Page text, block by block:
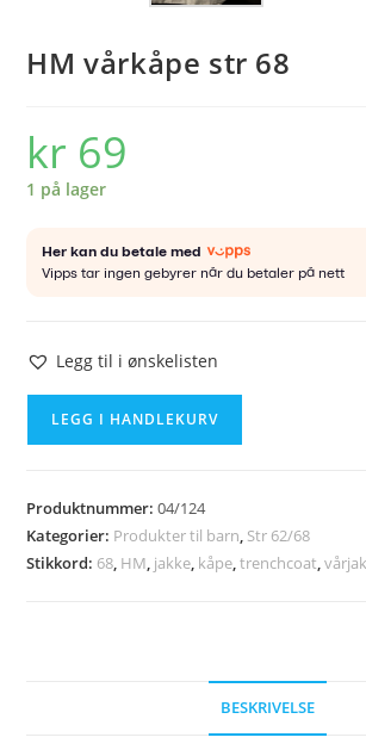
HM vårkåpe str 68
kr 69
1 på lager
Legg til i ønskelisten
antall
LEGG I HANDLEKURV
Produktnummer:04/124
Kategorier: Produkter til barn, Str 62/68
Stikkord: 68, HM, jakke, kåpe,trenchcoat,
BESKRIVELSE